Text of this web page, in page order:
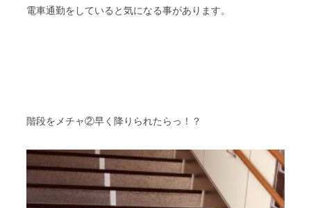
電車通勤をしていると気になる事があります。
階段をメチャ②早く降りられたらっ！？